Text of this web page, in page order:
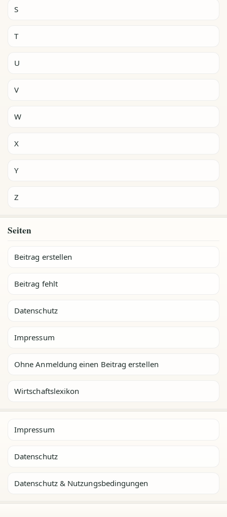
S
T
U
V
W
X
Y
Z
Seiten
Beitrag erstellen
Beitrag fehlt
Datenschutz
Impressum
Ohne Anmeldung einen Beitrag erstellen
Wirtschaftslexikon
Impressum
Datenschutz
Datenschutz & Nutzungsbedingungen